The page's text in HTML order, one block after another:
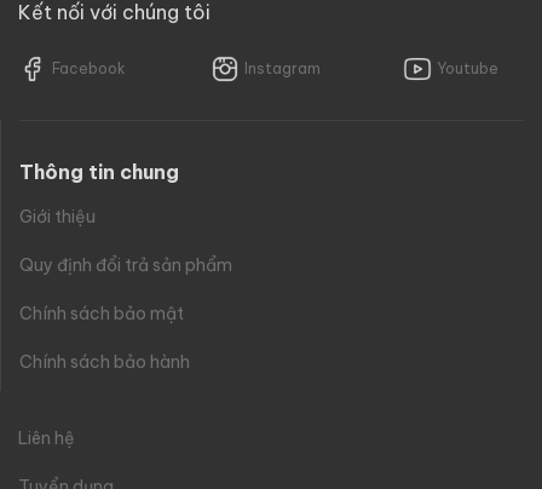
Kết nối với chúng tôi
Facebook Instagram Youtube
Thông tin chung
Giới thiệu
Quy định đổi trả sản phẩm
Chính sách bảo mật
Chính sách bảo hành
Liên hệ